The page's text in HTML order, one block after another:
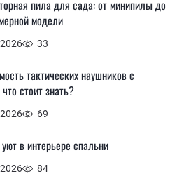
2026 33
пила для сада: от минипилы до
модели
2026 69
тактических наушников с
стоит знать?
2026 84
в интерьере спальни